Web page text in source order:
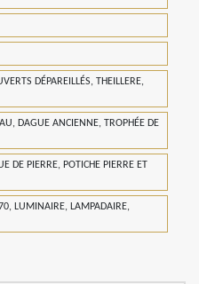
DÉPAREILLÉS, THEILLERE,
DAGUE ANCIENNE, TROPHÉE DE
DE PIERRE, POTICHE PIERRE ET
LUMINAIRE, LAMPADAIRE,